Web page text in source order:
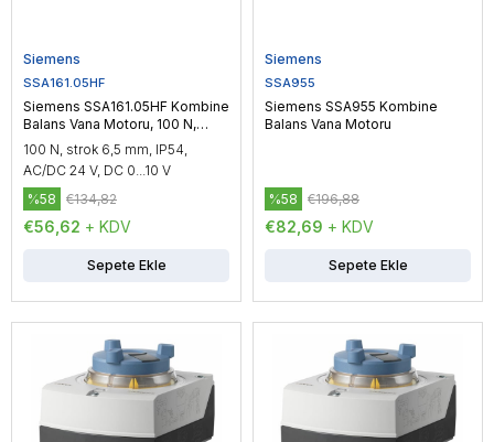
Siemens
SSA161.05HF
Siemens SSA161.05HF Kombine
Balans Vana Motoru, 100 N,
AC/DC 24 V, 25 sn
100 N, strok 6,5 mm, IP54,
AC/DC 24 V, DC 0...10 V
€56,62 + KDV
%58 €134,82
Sepete Ekle
Siemens
SSA955
Siemens SSA955 Kombine
Balans Vana Motoru
€82,69 + KDV
%58 €196,88
Sepete Ekle